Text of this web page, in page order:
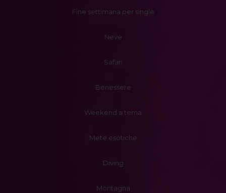
Fine settimana per single
Neve
Safari
Benessere
Weekend a tema
Mete esotiche
Diving
Montagna